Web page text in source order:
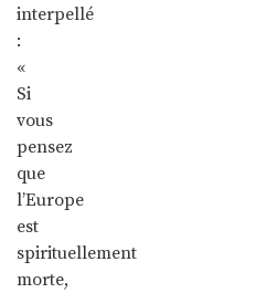
interpellé
:
«
Si
vous
pensez
que
l’Europe
est
spirituellement
morte,